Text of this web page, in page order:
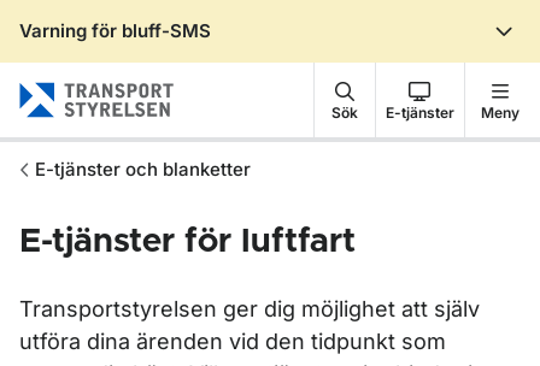
Varning för bluff-SMS
Sök E-tjänster Meny
E-tjänster och blanketter
E-tjänster för luftfart
Transportstyrelsen ger dig möjlighet att själv
utföra dina ärenden vid den tidpunkt som